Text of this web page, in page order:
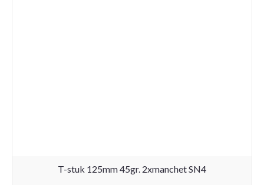
T-stuk 125mm 45gr. 2xmanchet SN4